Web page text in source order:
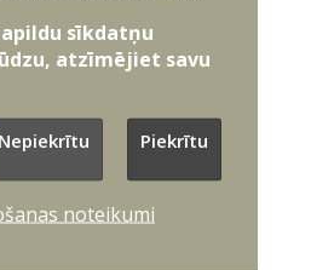
sniegtajām atbildēm!
sīkdatņu
atzīmējiet savu
Nepiekrītu Piekrītu
noteikumi